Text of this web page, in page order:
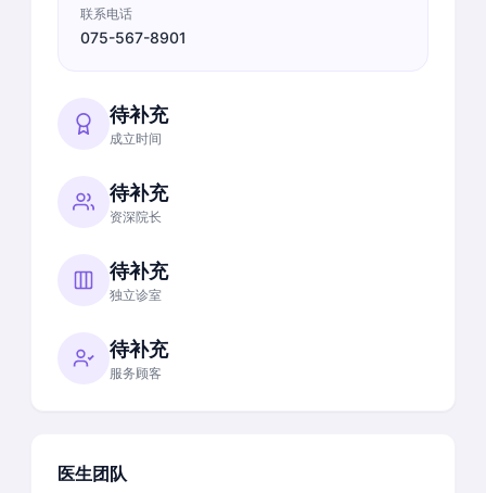
联系电话
075-567-8901
待补充
成立时间
待补充
资深院长
待补充
独立诊室
待补充
服务顾客
医生团队